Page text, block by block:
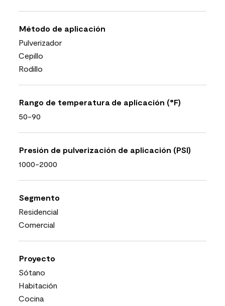
Método de aplicación
Pulverizador
Cepillo
Rodillo
Rango de temperatura de aplicación (°F)
50-90
Presión de pulverización de aplicación (PSI)
1000-2000
Segmento
Residencial
Comercial
Proyecto
Sótano
Habitación
Cocina